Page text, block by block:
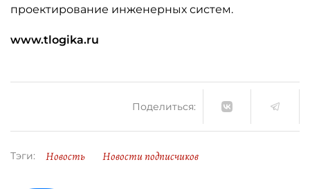
проектирование инженерных систем.
www.tlogika.ru
Поделиться:
Тэги: Новость Новости подписчиков